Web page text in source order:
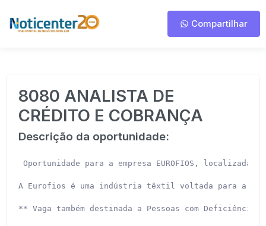
Compartilhar
8080 ANALISTA DE
CRÉDITO E COBRANÇA
Descrição da oportunidade:
Oportunidade para a empresa EUROFIOS, localizada
A Eurofios é uma indústria têxtil voltada para a
** Vaga também destinada a Pessoas com Deficiência